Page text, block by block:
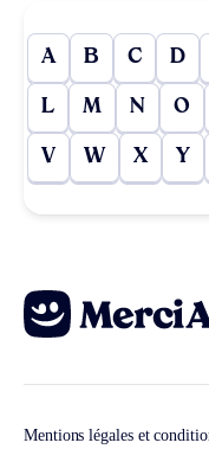
A B C D
L M N O
V W X Y
Mentions légales et